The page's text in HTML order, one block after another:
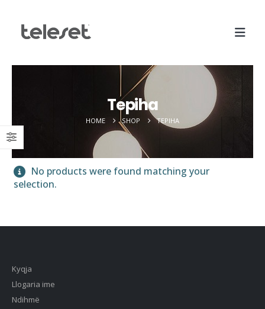
Tepiha
HOME SHOP TEPIHA
No products were found matching your
selection.
Kyqja
Llogaria ime
Ndihmë